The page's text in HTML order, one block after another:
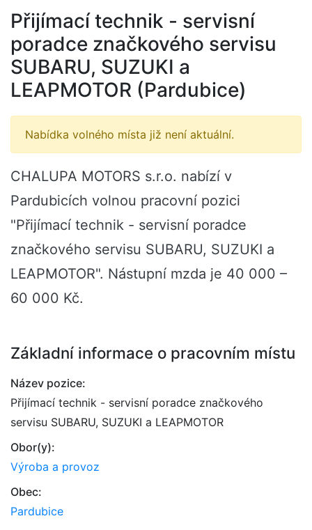
Přijímací technik - servisní
poradce značkového servisu
SUBARU, SUZUKI a
LEAPMOTOR (Pardubice)
Nabídka volného místa již není aktuální.
CHALUPA MOTORS s.r.o. nabízí v
Pardubicích volnou pracovní pozici
"Přijímací technik - servisní poradce
značkového servisu SUBARU, SUZUKI a
LEAPMOTOR". Nástupní mzda je 40 000 –
60 000 Kč.
Základní informace o pracovním místu
Název pozice:
Přijímací technik - servisní poradce značkového
servisu SUBARU, SUZUKI a LEAPMOTOR
Obor(y):
Výroba a provoz
Obec:
Pardubice